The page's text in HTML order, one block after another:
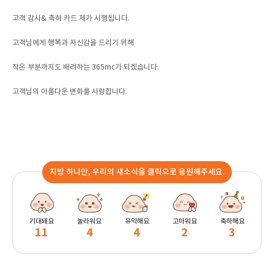
고객 감사& 축하 카드 제가 시행됩니다.
고객님에게 행복과 자신감을 드리기 위해
작은 부분까지도 배려하는 365mc가 되겠습니다.
고객님의 아름다운 변화를 사랑합니다.
지방 하나만, 우리의 새소식을 클릭으로 응원해주세요.
기대돼요
11
놀라워요
4
유익해요
4
고마워요
2
축하해요
3